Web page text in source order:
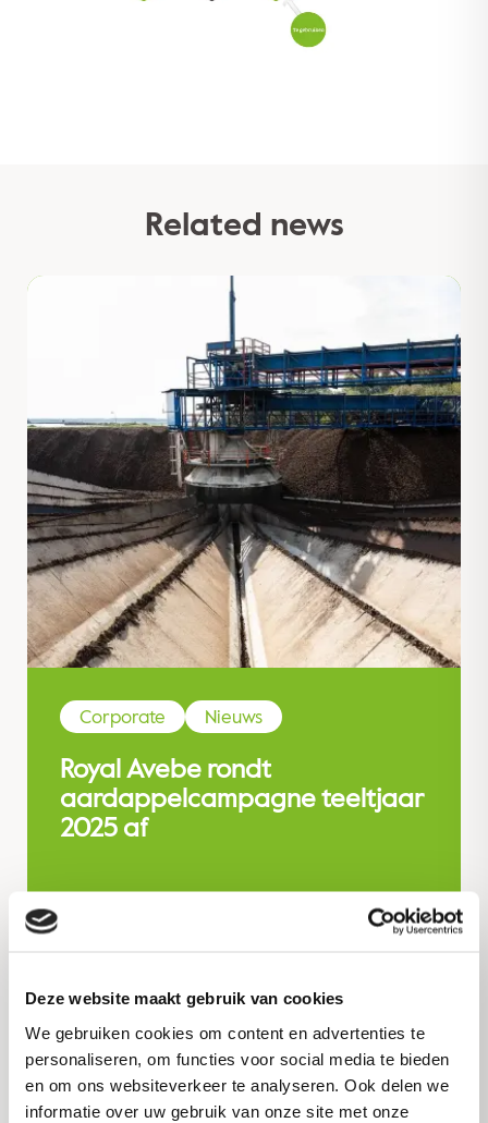
Deze website maakt gebruik van cookies
We gebruiken cookies om content en advertenties te
personaliseren, om functies voor social media te bieden
en om ons websiteverkeer te analyseren. Ook delen we
informatie over uw gebruik van onze site met onze
Related news
Corporate Nieuws
Royal Avebe rondt
aardappelcampagne teeltjaar
2025 af